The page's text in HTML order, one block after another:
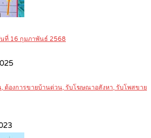
นที่ 16 กุมภาพันธ์ 2568
ต้องการขายบ้านด่วน, รับโฆษณาอสังหา, รับโพสขาย